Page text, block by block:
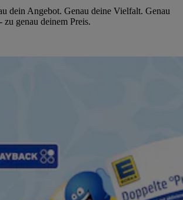
dein Angebot. Genau deine Vielfalt. Genau
zu genau deinem Preis.